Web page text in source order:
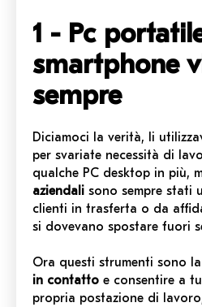
1 - Pc
smartphone
sempre
Diciamoci la verità, li
per svariate necessità di
qualche PC desktop in più,
aziendali sono sempre stati
clienti in trasferta o da
si dovevano spostare fuori
Ora questi strumenti sono
in contatto e consentire a
propria postazione di